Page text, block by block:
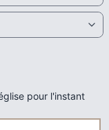
pour l'instant